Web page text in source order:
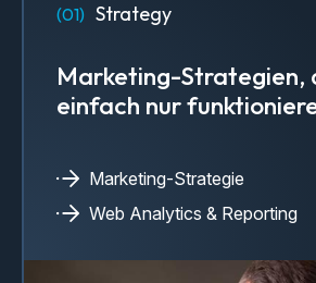
Strategy
Marketing-Strategien,
einfach nur
Marketing-Strategie
Web Analytics & Reporting